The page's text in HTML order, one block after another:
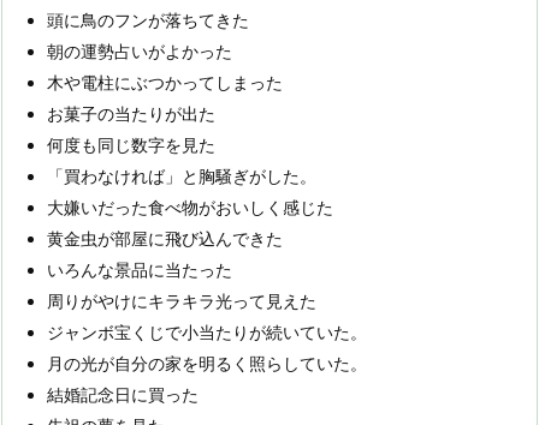
頭に鳥のフンが落ちてきた
朝の運勢占いがよかった
木や電柱にぶつかってしまった
お菓子の当たりが出た
何度も同じ数字を見た
「買わなければ」と胸騒ぎがした。
大嫌いだった食べ物がおいしく感じた
黄金虫が部屋に飛び込んできた
いろんな景品に当たった
周りがやけにキラキラ光って見えた
ジャンボ宝くじで小当たりが続いていた。
月の光が自分の家を明るく照らしていた。
結婚記念日に買った